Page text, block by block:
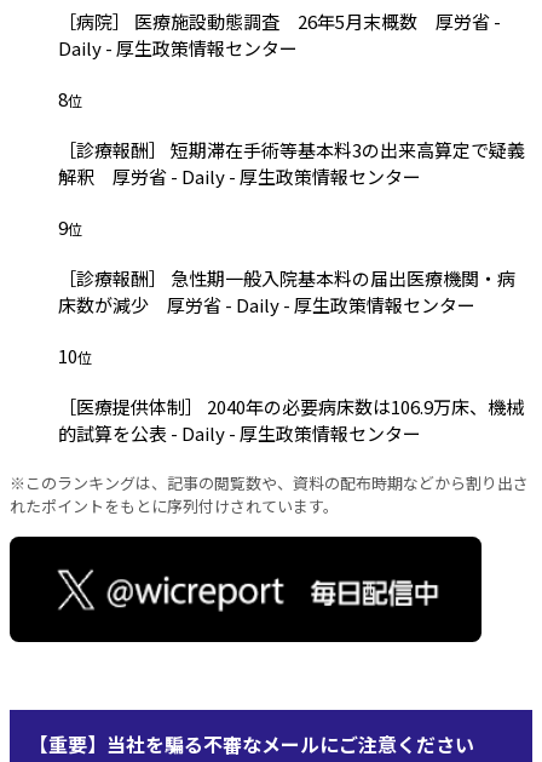
［病院］ 医療施設動態調査 26年5月末概数 厚労省 -
Daily - 厚生政策情報センター
8位
［診療報酬］ 短期滞在手術等基本料3の出来高算定で疑義
解釈 厚労省 - Daily - 厚生政策情報センター
9位
［診療報酬］ 急性期一般入院基本料の届出医療機関・病
床数が減少 厚労省 - Daily - 厚生政策情報センター
10位
［医療提供体制］ 2040年の必要病床数は106.9万床、機械
的試算を公表 - Daily - 厚生政策情報センター
※このランキングは、記事の閲覧数や、資料の配布時期などから割り出さ
れたポイントをもとに序列付けされています。
【重要】当社を騙る不審なメールにご注意ください